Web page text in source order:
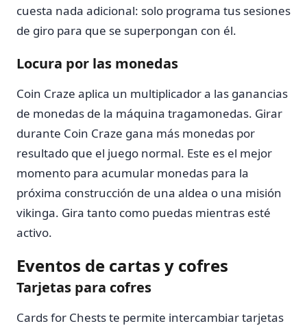
cuesta nada adicional: solo programa tus sesiones
de giro para que se superpongan con él.
Locura por las monedas
Coin Craze aplica un multiplicador a las ganancias
de monedas de la máquina tragamonedas. Girar
durante Coin Craze gana más monedas por
resultado que el juego normal. Este es el mejor
momento para acumular monedas para la
próxima construcción de una aldea o una misión
vikinga. Gira tanto como puedas mientras esté
activo.
Eventos de cartas y cofres
Tarjetas para cofres
Cards for Chests te permite intercambiar tarjetas